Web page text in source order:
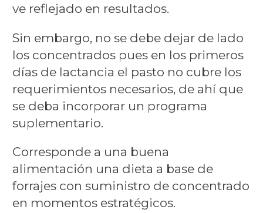
ve reflejado en resultados.
Sin embargo, no se debe dejar de lado
los concentrados pues en los primeros
días de lactancia el pasto no cubre los
requerimientos necesarios, de ahí que
se deba incorporar un programa
suplementario.
Corresponde a una buena
alimentación una dieta a base de
forrajes con suministro de concentrado
en momentos estratégicos.